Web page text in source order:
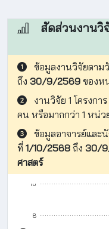
สัดส่วนงานวิ
ข้อมูลงานวิจัยตาม
ถึง 30/9/2569 ของห
งานวิจัย 1 โครงกา
คน หรือมากกว่า 1 หน่ว
ข้อมูลอาจารย์และ
ที่ 1/10/2568 ถึง 30/
ศาสตร์
8
10